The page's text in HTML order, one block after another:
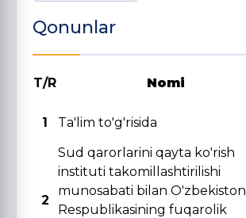
Qonunlar
T/R Nomi
1
Ta'lim to'g'risida
2
Sud qarorlarini qayta ko'rish
instituti takomillashtirilishi
munosabati bilan O'zbekiston
Respublikasining fuqarolik